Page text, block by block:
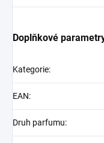
Doplňkové
Kategorie:
EAN:
Druh parfumu: